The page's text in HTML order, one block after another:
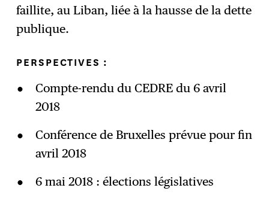
faillite, au Liban, liée à la hausse de la dette
publique.
PERSPECTIVES :
Compte-rendu du CEDRE du 6 avril
2018
Conférence de Bruxelles prévue pour fin
avril 2018
6 mai 2018 : élections législatives